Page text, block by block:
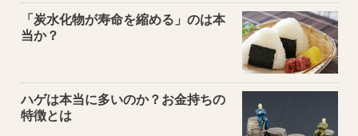
「炭水化物が寿命を縮める」のは本
当か？
ハゲは本当に多いのか？お金持ちの
特徴とは